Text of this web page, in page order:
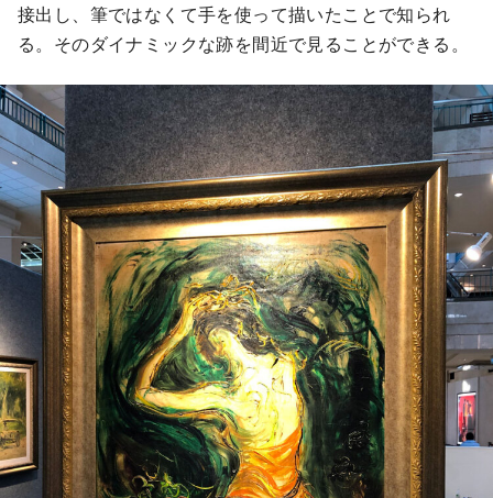
接出し、筆ではなくて手を使って描いたことで知られ
る。そのダイナミックな跡を間近で見ることができる。